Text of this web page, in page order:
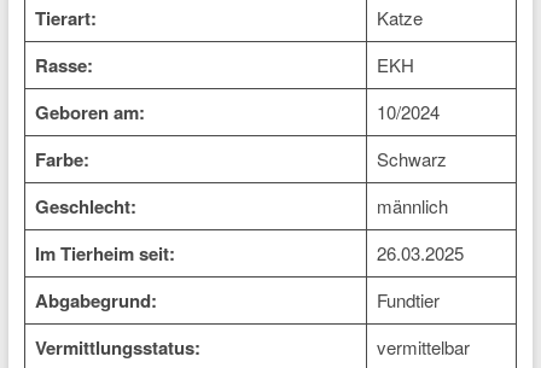
Tierart: Katze
Rasse: EKH
Geboren am: 10/2024
Farbe: Schwarz
Geschlecht: männlich
Im Tierheim seit: 26.03.2025
Abgabegrund: Fundtier
Vermittlungsstatus: vermittelbar